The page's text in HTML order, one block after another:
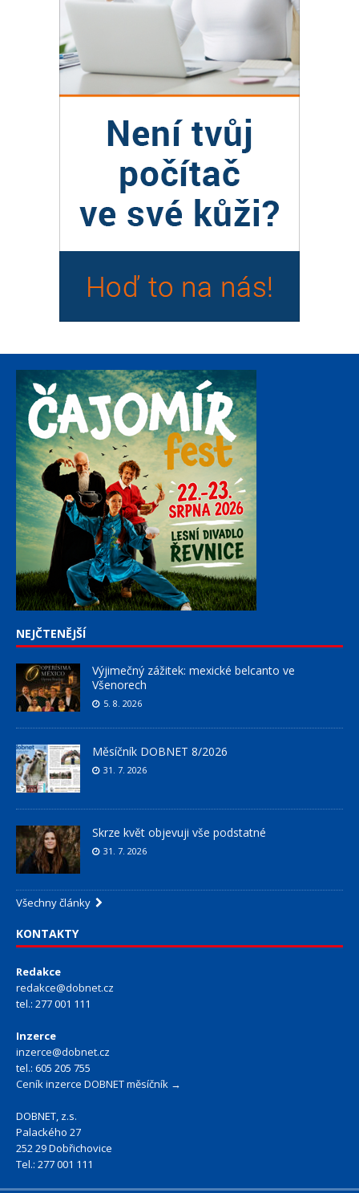
NEJČTENĚJŠÍ
Výjimečný zážitek: mexické belcanto ve
Všenorech
5. 8. 2026
Měsíčník DOBNET 8/2026
31. 7. 2026
Skrze květ objevuji vše podstatné
31. 7. 2026
Všechny články
KONTAKTY
Redakce
redakce@dobnet.cz
tel.: 277 001 111
Inzerce
inzerce@dobnet.cz
tel.: 605 205 755
Ceník inzerce DOBNET měsíčník →
DOBNET, z.s.
Palackého 27
252 29 Dobřichovice
Tel.: 277 001 111